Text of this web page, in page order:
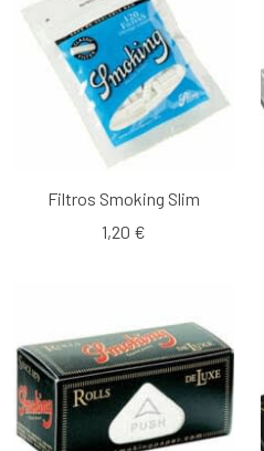
Filtros Smoking Slim
1,20 €